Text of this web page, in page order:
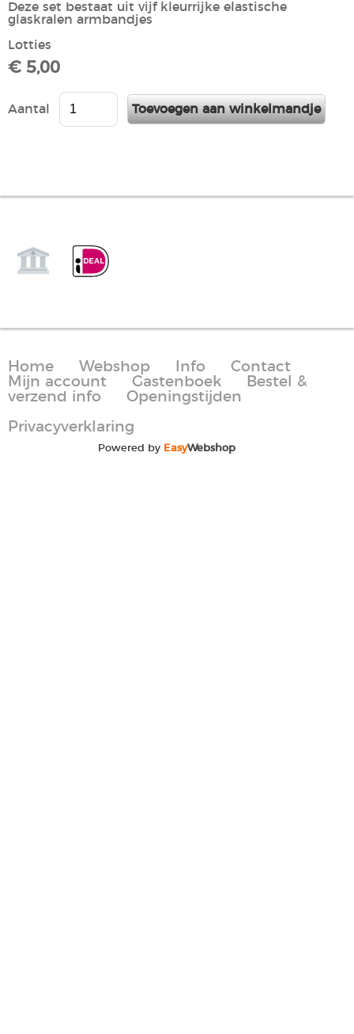
Deze set bestaat uit vijf kleurrijke elastische
glaskralen armbandjes
Lotties
€ 5,00
Aantal
Home Webshop Info
Contact
Mijn account
Gastenboek
Bestel &
verzend info
Openingstijden
Privacyverklaring
Powered by EasyWebshop